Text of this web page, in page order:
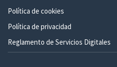
Política de cookies
Política de privacidad
Reglamento de Servicios Digitales